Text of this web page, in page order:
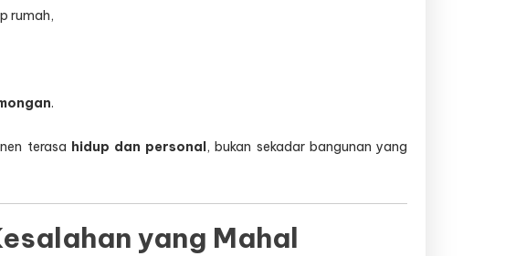
rumah,
.
terasa hidup dan personal, bukan sekadar bangunan yang
yang Mahal